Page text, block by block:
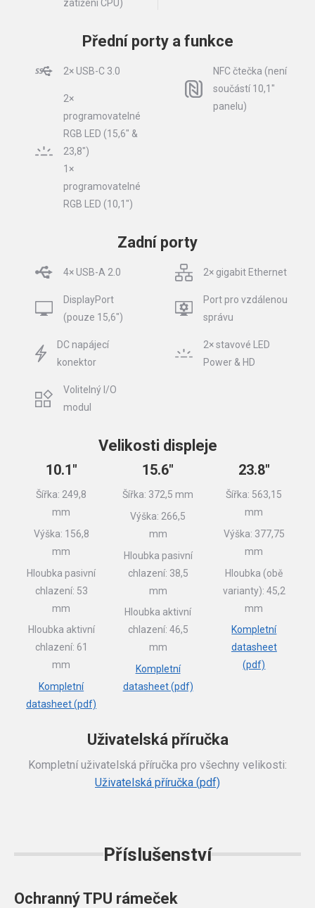
zatížení CPU)
Přední porty a funkce
2× USB-C 3.0
2×
programovatelné
RGB LED (15,6″ &
23,8″)
1×
programovatelné
RGB LED (10,1″)
NFC čtečka (není
součástí 10,1″
panelu)
Zadní porty
4× USB-A 2.0
DisplayPort
(pouze 15,6″)
DC napájecí
konektor
Volitelný I/O
modul
2× gigabit Ethernet
Port pro vzdálenou
správu
2× stavové LED
Power & HD
Velikosti displeje
10.1″
Šířka: 249,8
mm
Výška: 156,8
mm
Hloubka pasivní
chlazení: 53
mm
Hloubka aktivní
chlazení: 61
mm
Kompletní
datasheet (pdf)
15.6″
Šířka: 372,5 mm
Výška: 266,5
mm
Hloubka pasivní
chlazení: 38,5
mm
Hloubka aktivní
chlazení: 46,5
mm
Kompletní
datasheet (pdf)
23.8″
Šířka: 563,15
mm
Výška: 377,75
mm
Hloubka (obě
varianty): 45,2
mm
Kompletní
datasheet
(pdf)
Uživatelská příručka
Kompletní uživatelská příručka pro všechny velikosti:
Uživatelská příručka (pdf)
Příslušenství
Ochranný TPU rámeček